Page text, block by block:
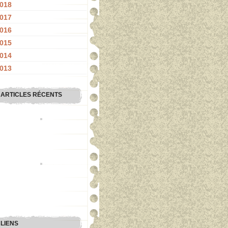
ARTICLES RÉCENTS
LIENS